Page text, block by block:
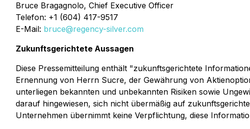
Bruce Bragagnolo, Chief Executive Officer
Telefon: +1 (604) 417-9517
E-Mail: bruce@regency-silver.com
Zukunftsgerichtete Aussagen
Diese Pressemitteilung enthält "zukunftsgerichtete
Ernennung von Herrn Sucre, der Gewährung von
unterliegen bekannten und unbekannten Risiken sowie
darauf hingewiesen, sich nicht übermäßig auf
Unternehmen übernimmt keine Verpflichtung, diese